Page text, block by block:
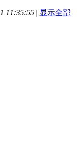
11:35:55 | 显示全部